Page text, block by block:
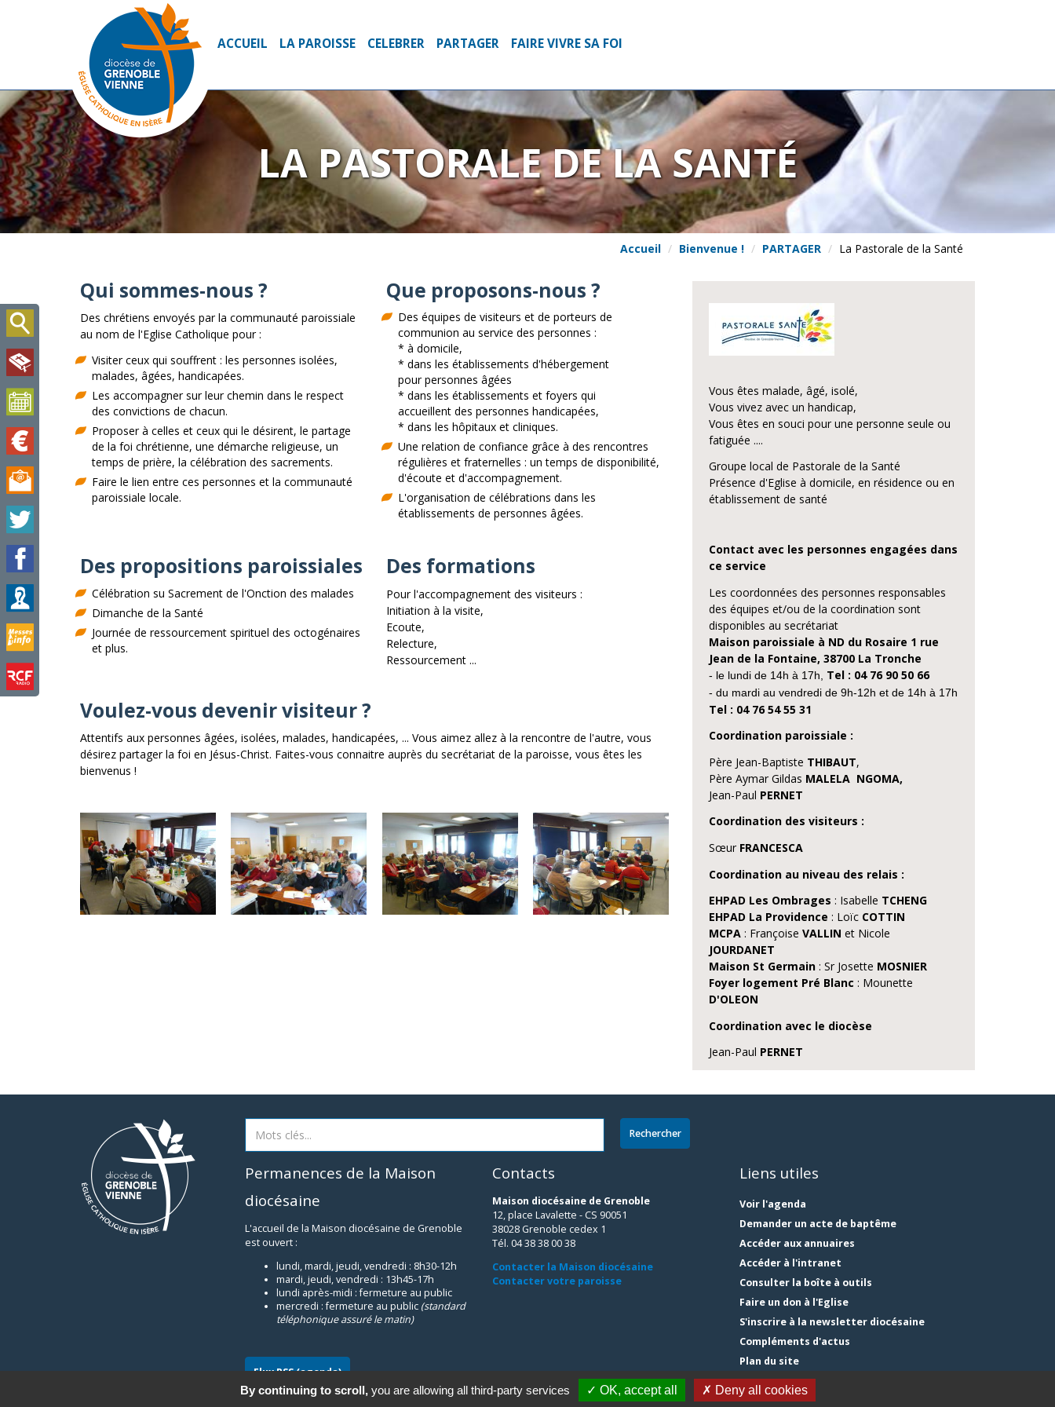
LA PASTORALE DE LA SANTÉ
Accueil Bienvenue ! PARTAGER La Pastorale de la Santé
Qui sommes-nous ?
Des chrétiens envoyés par la communauté paroissiale
au nom de l'Eglise Catholique pour :
Visiter ceux qui souffrent : les personnes isolées,
malades, âgées, handicapées.
Les accompagner sur leur chemin dans le respect
des convictions de chacun.
Proposer à celles et ceux qui le désirent, le partage
de la foi chrétienne, une démarche religieuse, un
temps de prière, la célébration des sacrements.
Faire le lien entre ces personnes et la communauté
paroissiale locale.
Que proposons-nous ?
Des équipes de visiteurs et de porteurs de
communion au service des personnes :
* à domicile,
* dans les établissements d'hébergement
pour personnes âgées
* dans les établissements et foyers qui
accueillent des personnes handicapées,
* dans les hôpitaux et cliniques.
Une relation de confiance grâce à des rencontres
régulières et fraternelles : un temps de disponibilité,
d'écoute et d'accompagnement.
L'organisation de célébrations dans les
établissements de personnes âgées.
Des propositions paroissiales
Célébration su Sacrement de l'Onction des malades
Dimanche de la Santé
Journée de ressourcement spirituel des octogénaires
et plus.
Des formations
Pour l'accompagnement des visiteurs :
Initiation à la visite,
Ecoute,
Relecture,
Ressourcement ...
Voulez-vous devenir visiteur ?
Attentifs aux personnes âgées, isolées, malades, handicapées, ... Vous aimez allez à la rencontre de l'autre, vous
désirez partager la foi en Jésus-Christ. Faites-vous connaitre auprès du secrétariat de la paroisse, vous êtes les
bienvenus !
Vous êtes malade, âgé, isolé,
Vous vivez avec un handicap,
Vous êtes en souci pour une personne seule ou
fatiguée ....
Groupe local de Pastorale de la Santé
Présence d'Eglise à domicile, en résidence ou en
établissement de santé
Contact avec les personnes engagées dans
ce service
Les coordonnées des personnes responsables
des équipes et/ou de la coordination sont
disponibles au secrétariat
Maison paroissiale à ND du Rosaire 1 rue
Jean de la Fontaine, 38700 La Tronche
- le lundi de 14h à 17h, Tel : 04 76 90 50 66
- du mardi au vendredi de 9h-12h et de 14h à 17h
Tel : 04 76 54 55 31
Coordination paroissiale :
Père Jean-Baptiste THIBAUT,
Père Aymar Gildas MALELA NGOMA,
Jean-Paul PERNET
Coordination des visiteurs :
Sœur FRANCESCA
Coordination au niveau des relais :
EHPAD Les Ombrages : Isabelle TCHENG
EHPAD La Providence : Loïc COTTIN
MCPA : Françoise VALLIN et Nicole
JOURDANET
Maison St Germain : Sr Josette MOSNIER
Foyer logement Pré Blanc : Mounette
D'OLEON
Coordination avec le diocèse
Jean-Paul PERNET
Permanences de la Maison
diocésaine
L'accueil de la Maison diocésaine de Grenoble
est ouvert :
lundi, mardi, jeudi, vendredi : 8h30-12h
mardi, jeudi, vendredi : 13h45-17h
lundi après-midi : fermeture au public
mercredi : fermeture au public (standard
téléphonique assuré le matin)
Flux RSS (agenda)
Contacts
Maison diocésaine de Grenoble
12, place Lavalette - CS 90051
38028 Grenoble cedex 1
Tél. 04 38 38 00 38
Contacter la Maison diocésaine
Contacter votre paroisse
Liens utiles
Voir l'agenda
Demander un acte de baptême
Accéder aux annuaires
Accéder à l'intranet
Consulter la boîte à outils
Faire un don à l'Eglise
S'inscrire à la newsletter diocésaine
Compléments d'actus
Plan du site
Mentions légales
Gestion des cookies
ACCUEIL LA PAROISSE CELEBRER PARTAGER FAIRE VIVRE SA FOI
By continuing to scroll,you are allowing all third-party services ✓ OK, accept all ✗ Deny all cookies